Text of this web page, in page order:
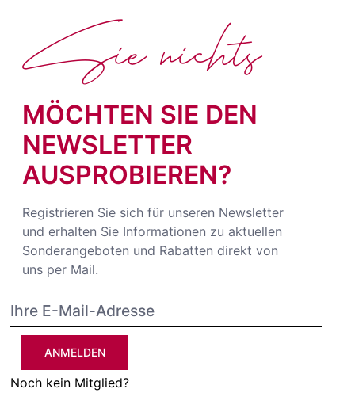
MÖCHTEN SIE DEN
NEWSLETTER
AUSPROBIEREN?
Registrieren Sie sich für unseren Newsletter
und erhalten Sie Informationen zu aktuellen
Sonderangeboten und Rabatten direkt von
uns per Mail.
ANMELDEN
Noch kein Mitglied?
Sie nichts